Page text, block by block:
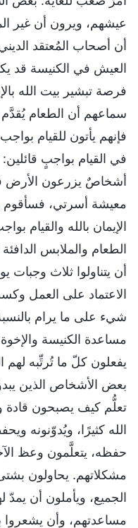
عيشهم، ويرون أن غير
أن أصحاب المُعتقد
العيش في الكنيسة قد
فرصة تبشير بيت الله
سماعهم أن الطعام يُقدَّم
فإنهم يأتون للقيام
في القيام بواجبٍ
أشخاصٌ يزرعون الأرض
معيشة أسرتي،
الإيمان بالله
الطعام والملابس
أن يتناولوا ثلاث وجبات
الاعتماد على العمل
شيء على ما يرام
مساعدة الكنيسة
يفعلون كلّ ما تُرتِّبه لهم
بعض الأشخاص الذين
تعلُّم كيف يصبحون قادة
الله كثيرًا، ويُدوّنونه
حفظه، يتعلَّمون وعظ
مشكلاتهم. يحاولون
الجميع، ويأملون أن يمدّ
مساعدتهم، وأن يشعروا